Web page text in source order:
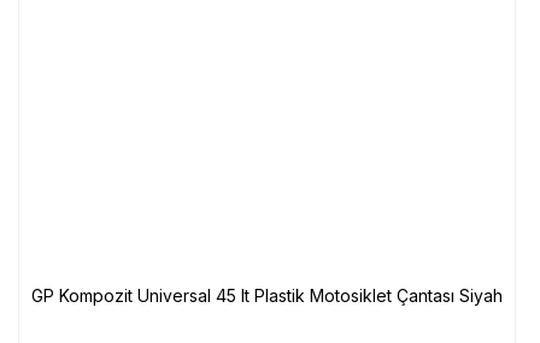
GP Kompozit Universal 45 lt Plastik Motosiklet Çantası Siyah